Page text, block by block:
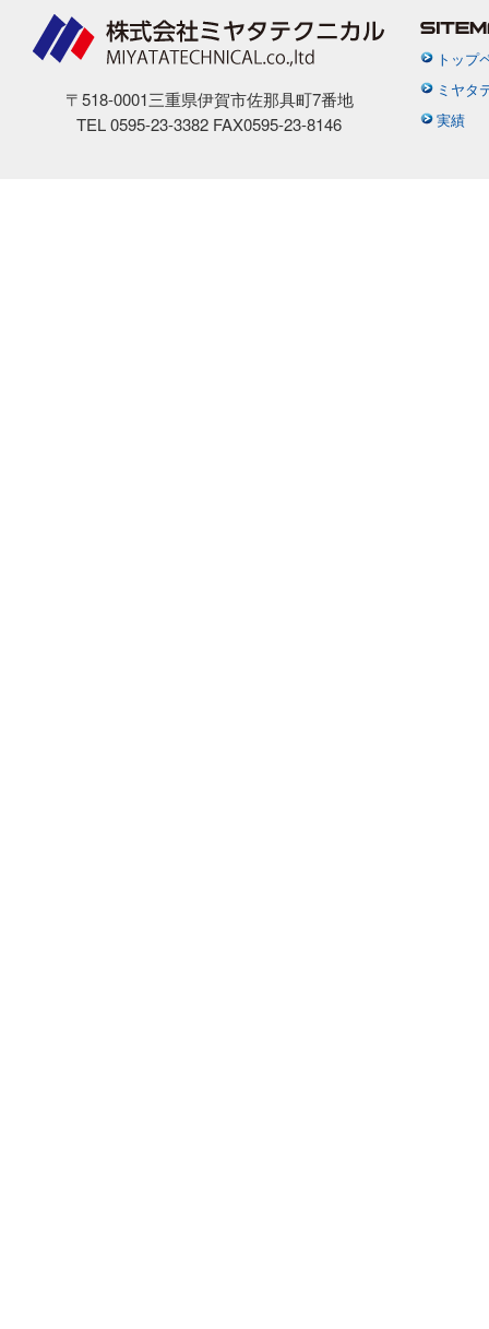
〒518-0001三重県伊賀市佐那具町7番地
TEL 0595-23-3382 FAX0595-23-8146
トップ
ミヤタ
実績